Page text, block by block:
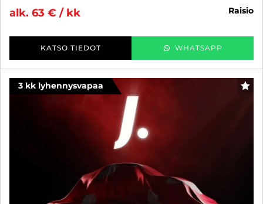
alk. 63 € / kk
raisio
KATSO TIEDOT WHATSAPP
3 kk lyhennysvapaa